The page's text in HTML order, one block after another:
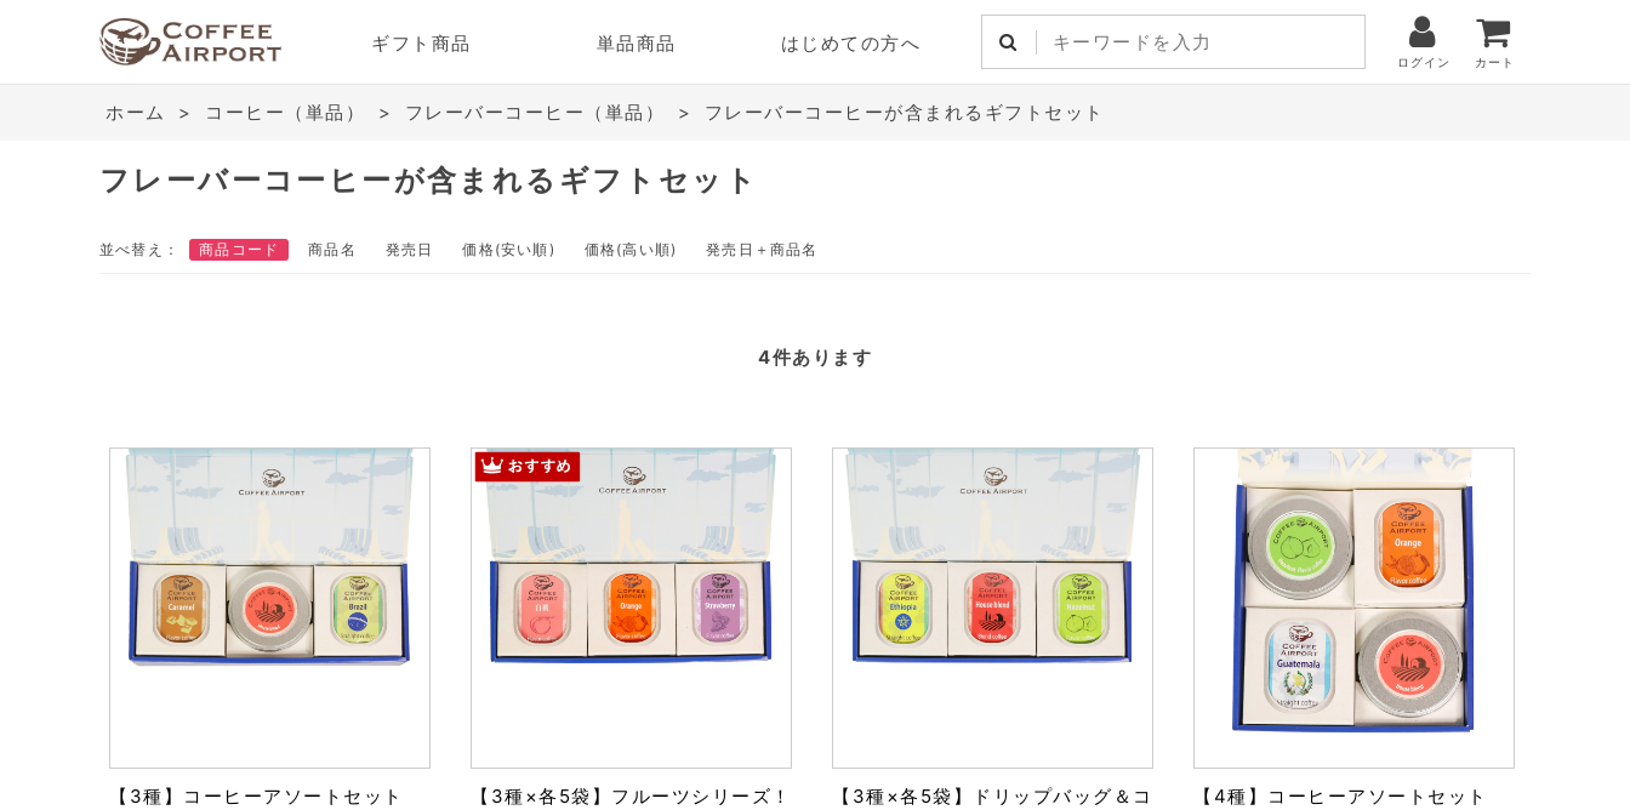
ギフト商品 単品商品 はじめての方へ
ログイン カート
ホーム > コーヒー（単品） > フレーバーコーヒー（単品） > フレーバーコーヒーが含まれるギフトセット
フレーバーコーヒーが含まれるギフトセット
並べ替え： 商品コード 商品名 発売日 価格(安い順) 価格(高い順) 発売日＋商品名
4件あります
【3種】コーヒーアソートセット
【3種×各5袋】フルーツシリーズ！
【3種×各5袋】ドリップバッグ＆コ
【4種】コーヒーアソートセット